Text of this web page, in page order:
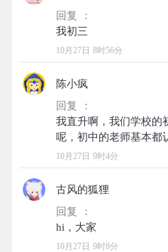
回复 ：
10月27日 8时56分
陈小疯
回复 ：
我直升啊，我们学校的
10月27日 9时4分
古风的狐狸
回复 ：
10月27日 9时8分